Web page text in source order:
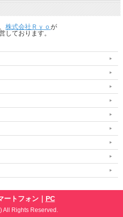
株式会社Ｒｙｏ が
しております。
ートフォン｜ PC
All Rights Reserved.